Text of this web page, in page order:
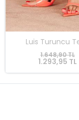
3.456,28 TL